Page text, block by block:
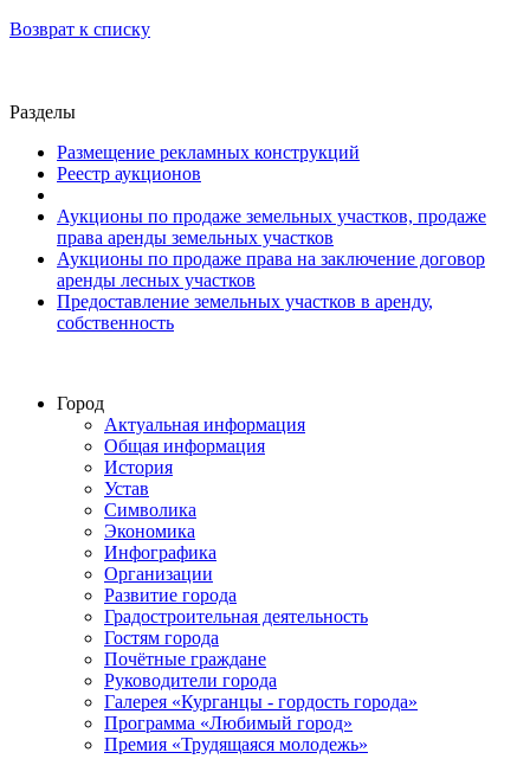
Возврат к списку
Разделы
Размещение рекламных конструкций
Реестр аукционов
Аукционы по продаже земельных участков, продаже
права аренды земельных участков
Аукционы по продаже права на заключение договор
аренды лесных участков
Предоставление земельных участков в аренду,
собственность
Город
Актуальная информация
Общая информация
История
Устав
Символика
Экономика
Инфографика
Организации
Развитие города
Градостроительная деятельность
Гостям города
Почётные граждане
Руководители города
Галерея «Курганцы - гордость города»
Программа «Любимый город»
Премия «Трудящаяся молодежь»